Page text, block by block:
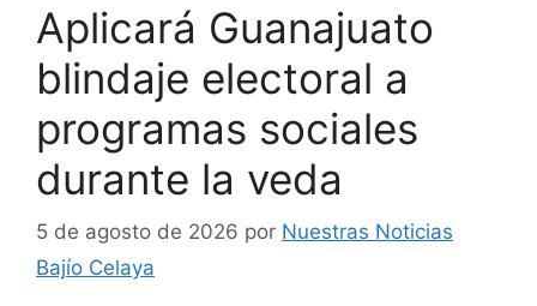
Aplicará Guanajuato
blindaje electoral a
programas sociales
durante la veda
5 de agosto de 2026 por Nuestras Noticias
Bajío Celaya